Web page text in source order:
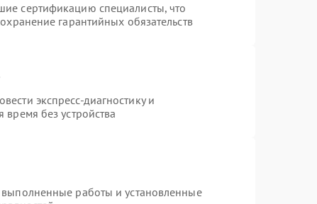
сертификацию специалисты, что
гарантийных обязательств
экспресс-диагностику и
без устройства
выполненные работы и установленные